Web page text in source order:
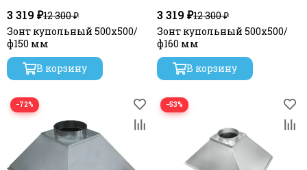
3 319 ₽12 300 ₽
Зонт купольный 500х500/
ф150 мм
В корзину
3 319 ₽12 300 ₽
Зонт купольный 500х500/
ф160 мм
В корзину
−72% −53%